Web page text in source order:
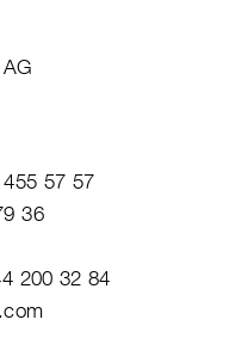
57 57
36
200 32 84